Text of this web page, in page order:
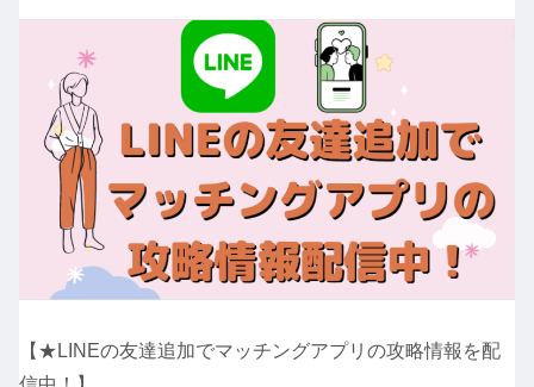
【★LINEの友達追加でマッチングアプリの攻略情報を配